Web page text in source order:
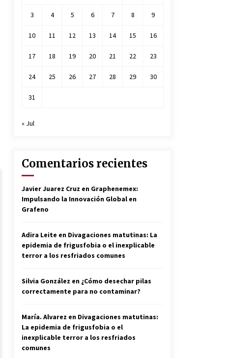
3 4 5 6 7 8 9
10 11 12 13 14 15 16
17 18 19 20 21 22 23
24 25 26 27 28 29 30
31
« Jul
Comentarios recientes
Javier Juarez Cruz en Graphenemex:
Impulsando la Innovación Global en
Grafeno
Adira Leite en Divagaciones matutinas: La
epidemia de frigusfobia o el inexplicable
terror a los resfriados comunes
Silvia González en ¿Cómo desechar pilas
correctamente para no contaminar?
María. Alvarez en Divagaciones matutinas:
La epidemia de frigusfobia o el
inexplicable terror a los resfriados
comunes